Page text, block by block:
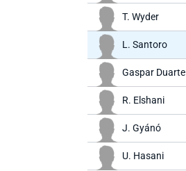
T. Wyder
L. Santoro
Gaspar Duarte
R. Elshani
J. Gyánó
U. Hasani